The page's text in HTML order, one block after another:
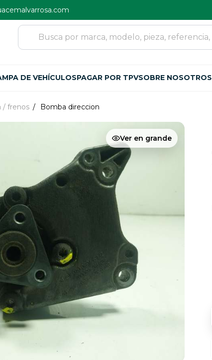
DE VEHÍCULOSPAGAR POR TPVSOBRE NOSOTROS
/ frenos Bomba direccion
Ver en grande